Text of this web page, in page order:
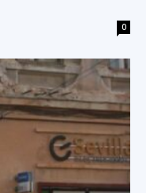
0